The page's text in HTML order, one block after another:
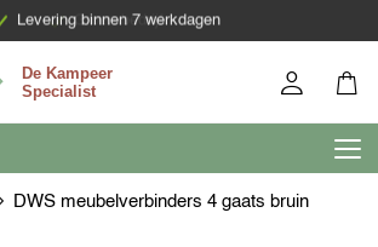
Levering binnen 7 werkdagen
DWS meubelverbinders 4 gaats bruin